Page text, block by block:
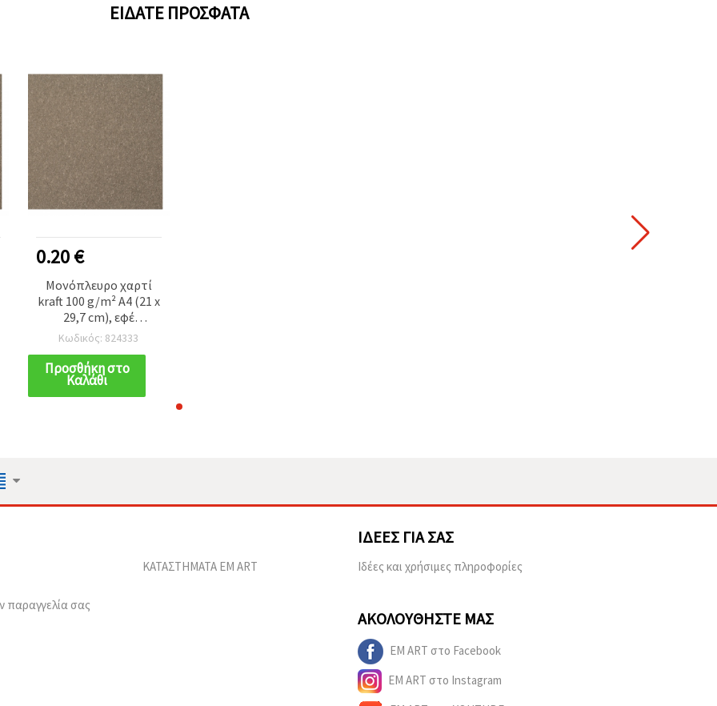
ΕΊΔΑΤΕ ΠΡΌΣΦΑΤΑ
0.20 €
Μονόπλευρο χαρτί
kraft 100 g/m² A4 (21 x
29,7 cm), εφέ
σωματιδίων, μελάνζ
μπεζ-γκρι - 1 τεμ.
Κωδικός: 824333
Προσθήκη στο
Καλάθι
παραγγελία σας
ΚΑΤΑΣΤΗΜΑΤΑ EM ART
ΙΔΈΕΣ ΓΙΑ ΣΑΣ
Ιδέες και χρήσιμες πληροφορίες
ΑΚΟΛΟΥΘΉΣΤΕ ΜΑΣ
EM ART στο Facebook
EM ART στο Instagram